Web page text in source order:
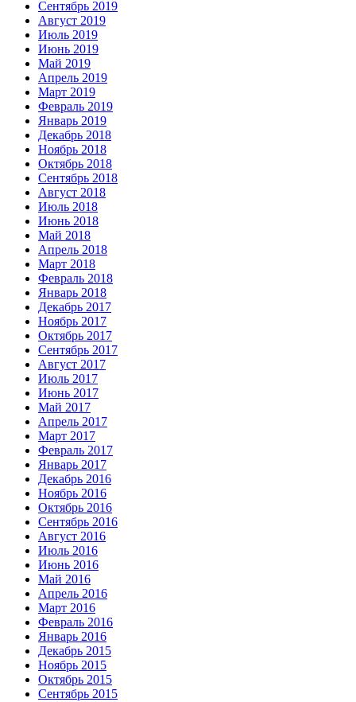
Сентябрь 2019
Август 2019
Июль 2019
Июнь 2019
Май 2019
Апрель 2019
Март 2019
Февраль 2019
Январь 2019
Декабрь 2018
Ноябрь 2018
Октябрь 2018
Сентябрь 2018
Август 2018
Июль 2018
Июнь 2018
Май 2018
Апрель 2018
Март 2018
Февраль 2018
Январь 2018
Декабрь 2017
Ноябрь 2017
Октябрь 2017
Сентябрь 2017
Август 2017
Июль 2017
Июнь 2017
Май 2017
Апрель 2017
Март 2017
Февраль 2017
Январь 2017
Декабрь 2016
Ноябрь 2016
Октябрь 2016
Сентябрь 2016
Август 2016
Июль 2016
Июнь 2016
Май 2016
Апрель 2016
Март 2016
Февраль 2016
Январь 2016
Декабрь 2015
Ноябрь 2015
Октябрь 2015
Сентябрь 2015